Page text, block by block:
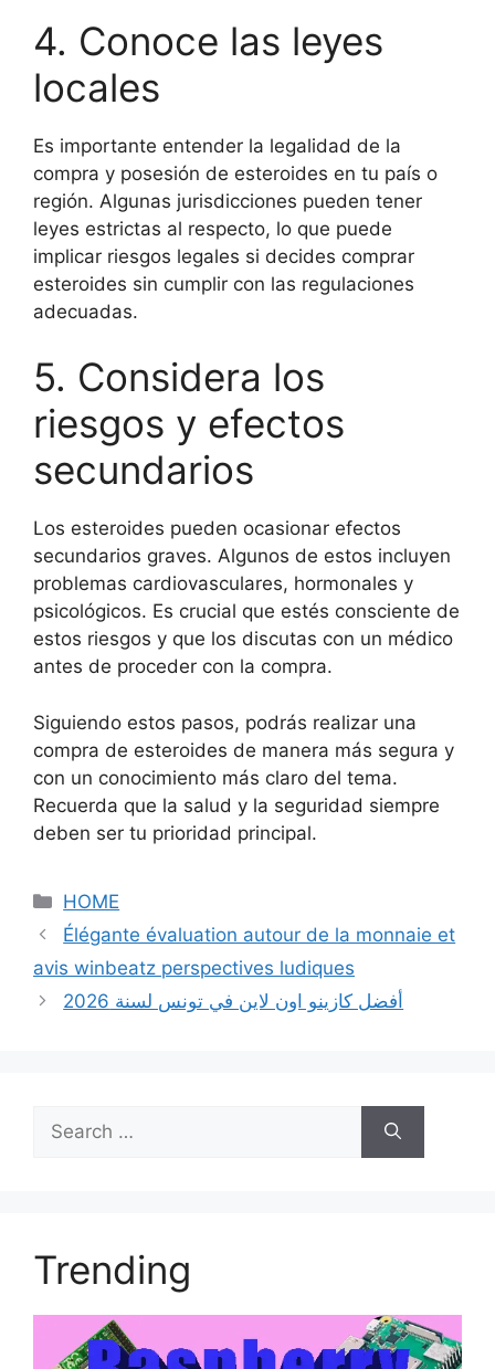
4. Conoce las leyes
locales
Es importante entender la legalidad de la
compra y posesión de esteroides en tu país o
región. Algunas jurisdicciones pueden tener
leyes estrictas al respecto, lo que puede
implicar riesgos legales si decides comprar
esteroides sin cumplir con las regulaciones
adecuadas.
5. Considera los
riesgos y efectos
secundarios
Los esteroides pueden ocasionar efectos
secundarios graves. Algunos de estos incluyen
problemas cardiovasculares, hormonales y
psicológicos. Es crucial que estés consciente de
estos riesgos y que los discutas con un médico
antes de proceder con la compra.
Siguiendo estos pasos, podrás realizar una
compra de esteroides de manera más segura y
con un conocimiento más claro del tema.
Recuerda que la salud y la seguridad siempre
deben ser tu prioridad principal.
Categories
HOME
Élégante évaluation autour de la monnaie et
avis winbeatz perspectives ludiques
أفضل كازينو اون لاين في تونس لسنة 2026
for:
Trending